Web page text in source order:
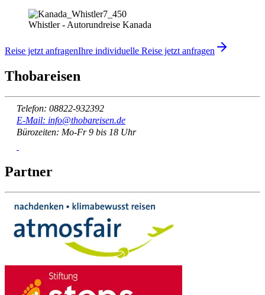
Whistler - Autorundreise Kanada
Reise jetzt anfragenIhre individuelle Reise jetzt anfragen
Thobareisen
Telefon: 08822-932392
E-Mail: info@thobareisen.de
Bürozeiten: Mo-Fr 9 bis 18 Uhr
Partner